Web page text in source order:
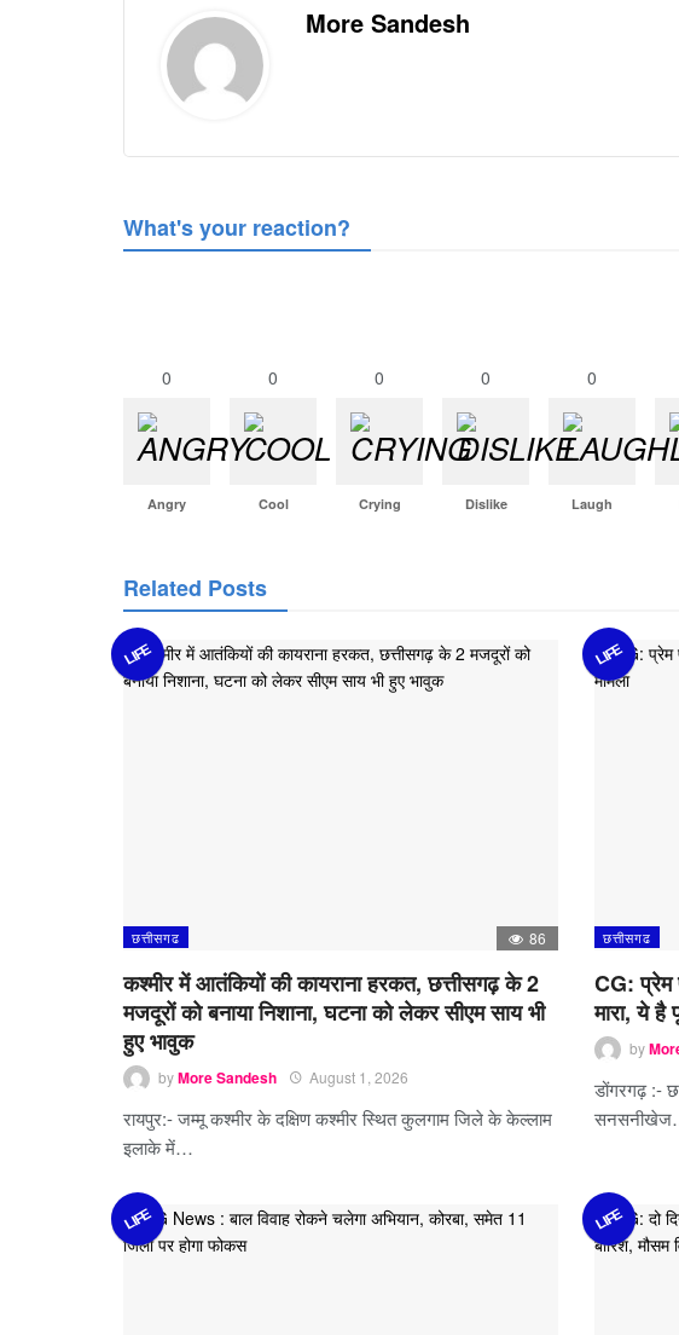
More Sandesh
What's your reaction?
0
Angry
0
Cool
0
Crying
0
Dislike
0
Laugh
Related Posts
LIFE
छत्तीसगढ 86
कश्मीर में आतंकियों की कायराना हरकत, छत्तीसगढ़ के 2
मजदूरों को बनाया निशाना, घटना को लेकर सीएम साय भी
हुए भावुक
byMore Sandesh August 1, 2026
रायपुर:- जम्मू कश्मीर के दक्षिण कश्मीर स्थित कुलगाम जिले के केल्लाम
इलाके में…
LIFE
छत्तीसगढ
CG: प्रेम
मारा, ये है
by
डोंगरगढ़ :-
LIFE LIFE